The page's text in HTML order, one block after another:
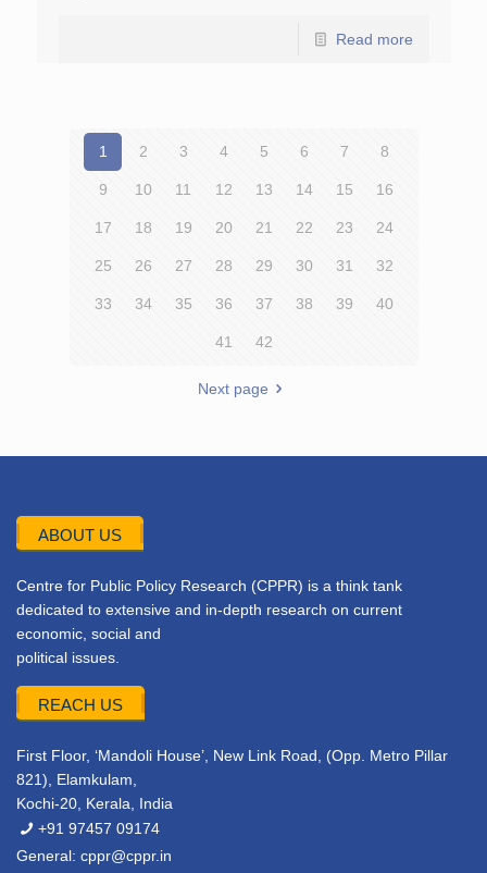
Read more
1 2 3 4 5 6 7 8
9 10 11 12 13 14 15 16
17 18 19 20 21 22 23 24
25 26 27 28 29 30 31 32
33 34 35 36 37 38 39 40
41 42
Next page
ABOUT US
Centre for Public Policy Research (CPPR) is a think tank
dedicated to extensive and in-depth research on current
economic, social and
political issues.
REACH US
First Floor, ‘Mandoli House’, New Link Road, (Opp. Metro Pillar
821), Elamkulam,
Kochi-20, Kerala, India
+91 97457 09174
General: cppr@cppr.in